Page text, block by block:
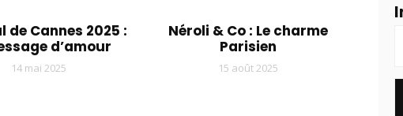
de Cannes 2025 :
d’amour
14 mai 2025
Néroli & Co : Le charme
Parisien
15 août 2025